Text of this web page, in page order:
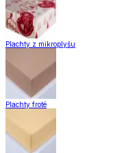
Plachty z mikroplyšu
Plachty froté